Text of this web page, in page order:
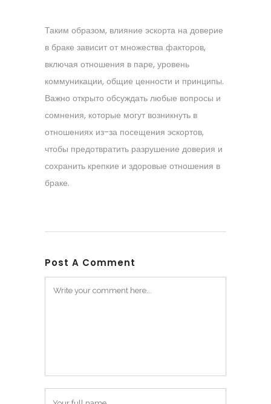
Таким образом, влияние эскорта на доверие
в браке зависит от множества факторов,
включая отношения в паре, уровень
коммуникации, общие ценности и принципы.
Важно открыто обсуждать любые вопросы и
сомнения, которые могут возникнуть в
отношениях из-за посещения эскортов,
чтобы предотвратить разрушение доверия и
сохранить крепкие и здоровые отношения в
браке.
Post A Comment